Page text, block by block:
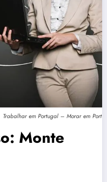
Trabalhar em Portugal – Morar em
Monte